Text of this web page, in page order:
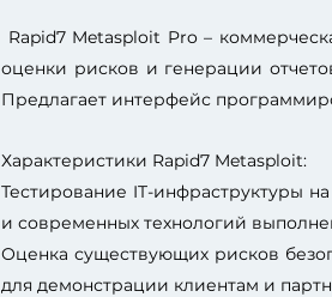
Rapid7 Metasploit Pro –
оценки рисков и генерации
Предлагает интерфейс
Характеристики Rapid7 Metasploit:
Тестирование IT-инфраструктуры
и современных технологий
Оценка существующих рисков
для демонстрации клиентам и